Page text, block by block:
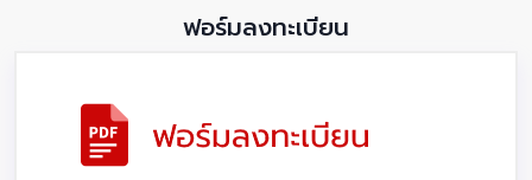
ฟอร์มลงทะเบียน